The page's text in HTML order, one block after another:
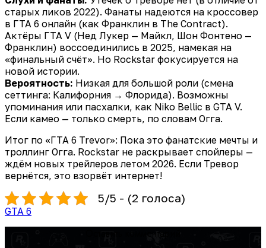
старых ликов 2022). Фанаты надеются на кроссовер
в ГТА 6 онлайн (как Франклин в The Contract).
Актёры ГТА V (Нед Лукер — Майкл, Шон Фонтено —
Франклин) воссоединились в 2025, намекая на
«финальный счёт». Но Rockstar фокусируется на
новой истории.
Вероятность: Низкая для большой роли (смена
сеттинга: Калифорния → Флорида). Возможны
упоминания или пасхалки, как Niko Bellic в GTA V.
Если камео — только смерть, по словам Огга.
Итог по «ГТА 6 Trevor»: Пока это фанатские мечты и
троллинг Огга. Rockstar не раскрывает спойлеры —
ждём новых трейлеров летом 2026. Если Тревор
вернётся, это взорвёт интернет!
5/5 - (2 голоса)
GTA 6